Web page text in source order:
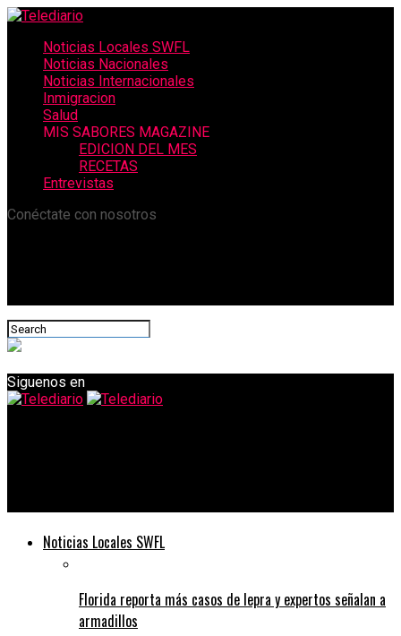
Noticias Locales SWFL
Noticias Nacionales
Noticias Internacionales
Inmigracion
Salud
MIS SABORES MAGAZINE
EDICION DEL MES
RECETAS
Entrevistas
Conéctate con nosotros
Siguenos en
Noticias Locales SWFL
Florida reporta más casos de lepra y expertos señalan a
armadillos